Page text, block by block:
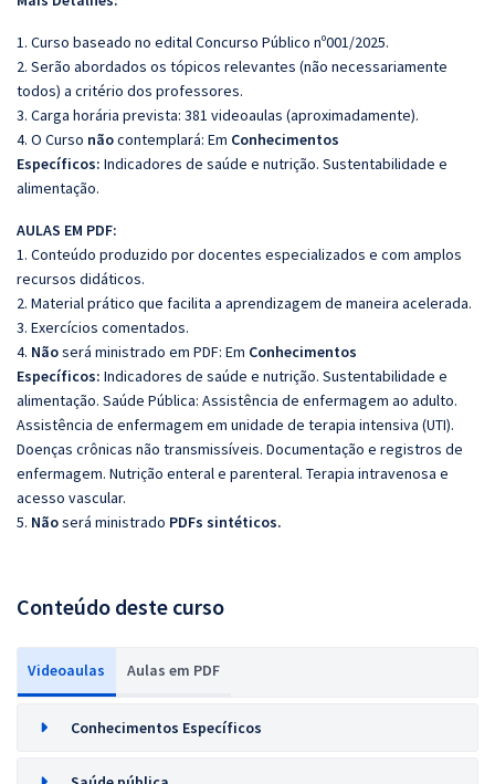
1. Curso baseado no edital Concurso Público nº001/2025.
2. Serão abordados os tópicos relevantes (não necessariamente
todos) a critério dos professores.
3. Carga horária prevista: 381 videoaulas (aproximadamente).
4. O Curso nãocontemplará: Em Conhecimentos
Específicos: Indicadores de saúde e nutrição. Sustentabilidade e
alimentação.
AULAS EM PDF:
1. Conteúdo produzido por docentes especializados e com amplos
recursos didáticos.
2. Material prático que facilita a aprendizagem de maneira acelerada.
3. Exercícios comentados.
4. Nãoserá ministrado em PDF: Em Conhecimentos
Específicos: Indicadores de saúde e nutrição. Sustentabilidade e
alimentação. Saúde Pública: Assistência de enfermagem ao adulto.
Assistência de enfermagem em unidade de terapia intensiva (UTI).
Doenças crônicas não transmissíveis. Documentação e registros de
enfermagem. Nutrição enteral e parenteral. Terapia intravenosa e
acesso vascular.
5. Nãoserá ministrado PDFs sintéticos.
Conteúdo deste curso
Videoaulas Aulas em PDF
Conhecimentos Específicos